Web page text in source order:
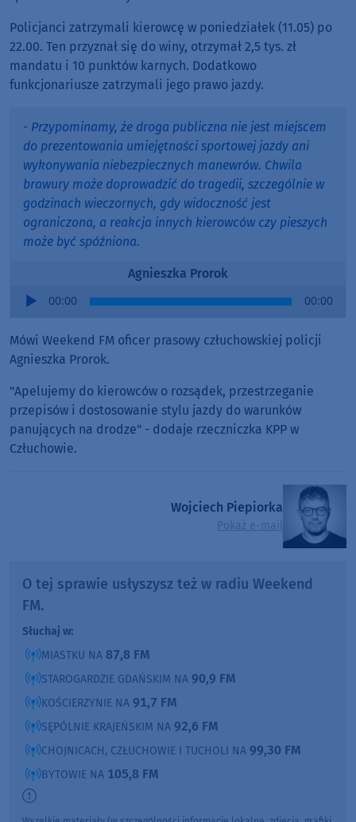
Policjanci zatrzymali kierowcę w poniedziałek (11.05) po
22.00. Ten przyznał się do winy, otrzymał 2,5 tys. zł
mandatu i 10 punktów karnych. Dodatkowo
funkcjonariusze zatrzymali jego prawo jazdy.
- Przypominamy, że droga publiczna nie jest miejscem
do prezentowania umiejętności sportowej jazdy ani
wykonywania niebezpiecznych manewrów. Chwila
brawury może doprowadzić do tragedii, szczególnie w
godzinach wieczornych, gdy widoczność jest
ograniczona, a reakcja innych kierowców czy pieszych
może być spóźniona.
Agnieszka Prorok
Audio
00:00 00:00
Mówi Weekend FM oficer prasowy człuchowskiej policji
Agnieszka Prorok.
"Apelujemy do kierowców o rozsądek, przestrzeganie
przepisów i dostosowanie stylu jazdy do warunków
panujących na drodze" - dodaje rzeczniczka KPP w
Człuchowie.
Wojciech Piepiorka
Pokaż e-mail
O tej sprawie usłyszysz też w radiu Weekend
FM.
Słuchaj w:
MIASTKU NA 87,8 FM
STAROGARDZIE GDAŃSKIM NA 90,9 FM
KOŚCIERZYNIE NA 91,7 FM
SĘPÓLNIE KRAJEŃSKIM NA 92,6 FM
CHOJNICACH, CZŁUCHOWIE I TUCHOLI NA 99,30 FM
BYTOWIE NA 105,8 FM